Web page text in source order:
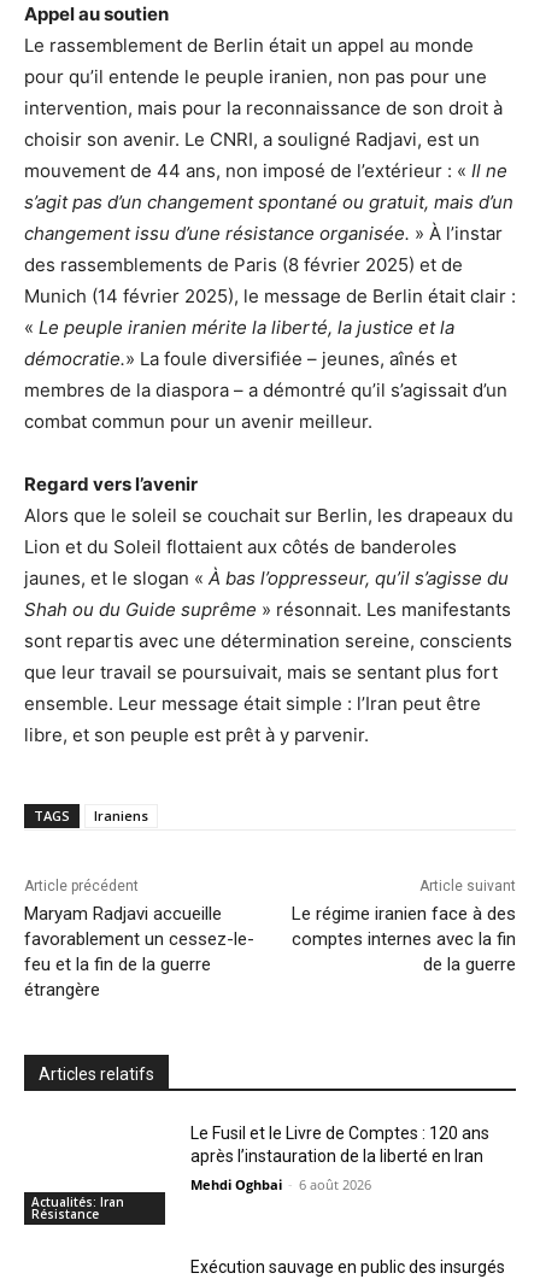
Appel au soutien
Le rassemblement de Berlin était un appel au monde
pour qu’il entende le peuple iranien, non pas pour une
intervention, mais pour la reconnaissance de son droit à
choisir son avenir. Le CNRI, a souligné Radjavi, est un
mouvement de 44 ans, non imposé de l’extérieur : « Il ne
s’agit pas d’un changement spontané ou gratuit, mais d’un
changement issu d’une résistance organisée. » À l’instar
des rassemblements de Paris (8 février 2025) et de
Munich (14 février 2025), le message de Berlin était clair :
« Le peuple iranien mérite la liberté, la justice et la
démocratie.» La foule diversifiée – jeunes, aînés et
membres de la diaspora – a démontré qu’il s’agissait d’un
combat commun pour un avenir meilleur.
Regard vers l’avenir
Alors que le soleil se couchait sur Berlin, les drapeaux du
Lion et du Soleil flottaient aux côtés de banderoles
jaunes, et le slogan « À bas l’oppresseur, qu’il s’agisse du
Shah ou du Guide suprême » résonnait. Les manifestants
sont repartis avec une détermination sereine, conscients
que leur travail se poursuivait, mais se sentant plus fort
ensemble. Leur message était simple : l’Iran peut être
libre, et son peuple est prêt à y parvenir.
TAGS Iraniens
Article précédent
Maryam Radjavi accueille
favorablement un cessez-le-
feu et la fin de la guerre
étrangère
Article suivant
Le régime iranien face à des
comptes internes avec la fin
de la guerre
Articles relatifs
Actualités: Iran
Résistance
Le Fusil et le Livre de Comptes : 120 ans
après l’instauration de la liberté en Iran
Mehdi Oghbai - 6 août 2026
Exécution sauvage en public des insurgés